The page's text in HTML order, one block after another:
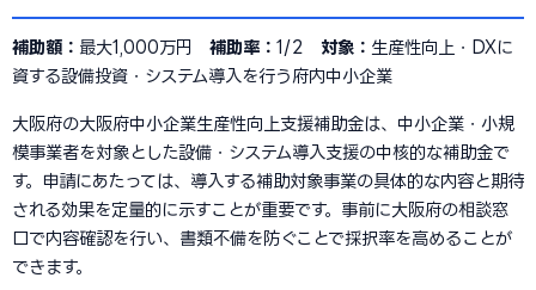
補助額： 最大1,000万円 補助率： 1/2 対象： 生産性向上・DXに
資する設備投資・システム導入を行う府内中小企業
大阪府の大阪府中小企業生産性向上支援補助金は、中小企業・小規
模事業者を対象とした設備・システム導入支援の中核的な補助金で
す。申請にあたっては、導入する補助対象事業の具体的な内容と期待
される効果を定量的に示すことが重要です。事前に大阪府の相談窓
口で内容確認を行い、書類不備を防ぐことで採択率を高めることが
できます。